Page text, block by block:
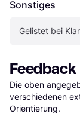
Sonstiges
Gelistet bei
Feedback
Die oben
verschiedenen
Orientierung.